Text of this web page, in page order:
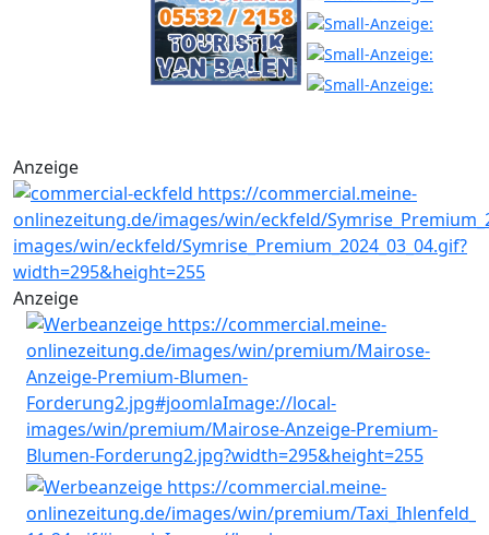
Anzeige
Anzeige